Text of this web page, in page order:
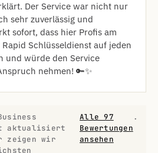
Der Service war nicht nur
sehr zuverlässig und
sofort, dass hier Profis am
Schlüsseldienst auf jeden
und würde den Service
nehmen! 🔑✨
aktualisiert
zeigen wir
Alle 97
Bewertungen
ansehen
.